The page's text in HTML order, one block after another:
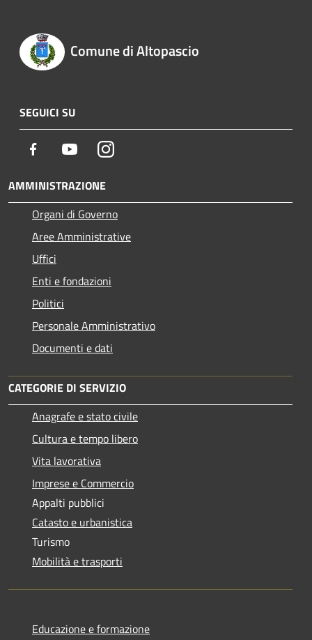
Comune di Altopascio
SEGUICI SU
Facebook YoutubeInstagram
AMMINISTRAZIONE
Organi di Governo
Aree Amministrative
Uffici
Enti e fondazioni
Politici
Personale Amministrativo
Documenti e dati
CATEGORIE DI SERVIZIO
Anagrafe e stato civile
Cultura e tempo libero
Vita lavorativa
Imprese e Commercio
Appalti pubblici
Catasto e urbanistica
Turismo
Mobilità e trasporti
Educazione e formazione